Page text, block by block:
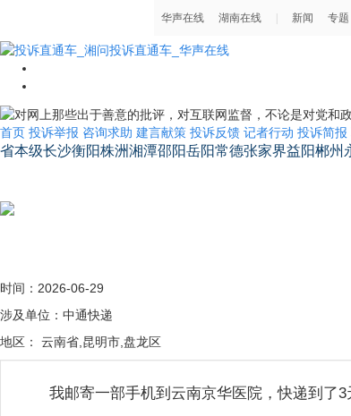
首页 投诉举报 咨询求助 建言献策 投诉反馈 记者行动 投诉简报
省本级长沙衡阳株洲湘潭邵阳岳阳常德张家界益阳郴州
时间：2026-06-29
涉及单位：中通快递
地区： 云南省,昆明市,盘龙区
我邮寄一部手机到云南京华医院，快递到了3